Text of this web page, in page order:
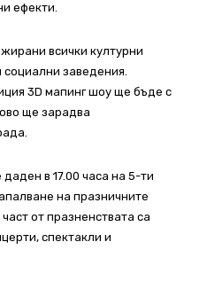
ефекти.
всички културни
социални заведения.
3D мапинг шоу ще бъде с
ще зарадва
в 17.00 часа на 5-ти
на празничните
от празненствата са
спектакли и